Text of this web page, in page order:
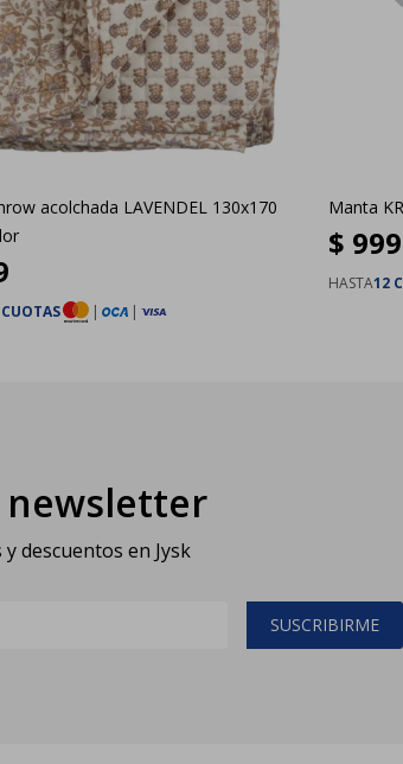
acolchada LAVENDEL 130x170
| |
Manta
$ 999
HASTA12
newsletter
descuentos en Jysk
SUSCRIBIRME